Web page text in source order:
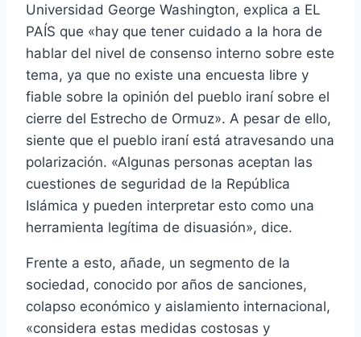
Universidad George Washington, explica a EL
PAÍS que «hay que tener cuidado a la hora de
hablar del nivel de consenso interno sobre este
tema, ya que no existe una encuesta libre y
fiable sobre la opinión del pueblo iraní sobre el
cierre del Estrecho de Ormuz». A pesar de ello,
siente que el pueblo iraní está atravesando una
polarización. «Algunas personas aceptan las
cuestiones de seguridad de la República
Islámica y pueden interpretar esto como una
herramienta legítima de disuasión», dice.
Frente a esto, añade, un segmento de la
sociedad, conocido por años de sanciones,
colapso económico y aislamiento internacional,
«considera estas medidas costosas y